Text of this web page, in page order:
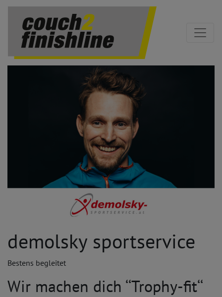
demolsky sportservice
Bestens begleitet
Wir machen dich ‘‘Trophy-fit‘‘